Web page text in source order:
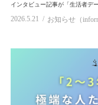
インタビュー記事が「生活者デ
2026.5.21 お知らせ（